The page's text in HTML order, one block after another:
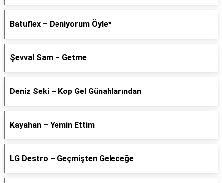
Batuflex – Deniyorum Öyle*
Şevval Sam – Getme
Deniz Seki – Kop Gel Günahlarından
Kayahan – Yemin Ettim
LG Destro – Geçmişten Geleceğe